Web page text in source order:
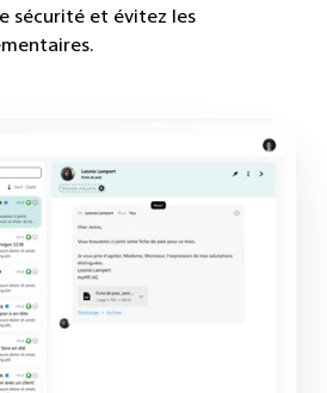
sécurité et évitez les